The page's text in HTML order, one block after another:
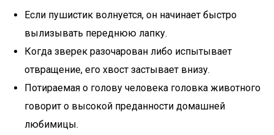
Если пушистик волнуется, он начинает быстро
вылизывать переднюю лапку.
Когда зверек разочарован либо испытывает
отвращение, его хвост застывает внизу.
Потираемая о голову человека головка животного
говорит о высокой преданности домашней
любимицы.